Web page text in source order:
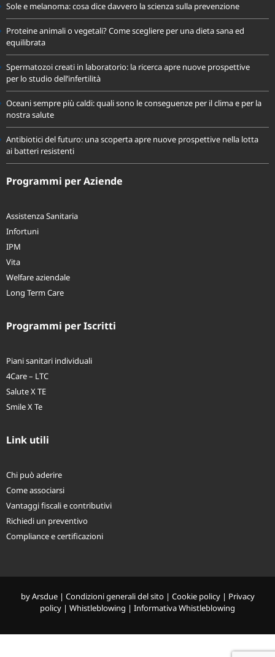
Sole e melanoma: cosa dice davvero la scienza sulla prevenzione
Proteine animali o vegetali? Come scegliere per una dieta sana ed
equilibrata
Spermatozoi creati in laboratorio: la ricerca apre nuove prospettive
per lo studio dell’infertilità
Oceani sempre più caldi: quali sono le conseguenze per il clima e per la
nostra salute
Antibiotici del futuro: una scoperta apre nuove prospettive nella lotta
ai batteri resistenti
Programmi per Aziende
Assistenza Sanitaria
Infortuni
IPM
Vita
Welfare aziendale
Long Term Care
Programmi per Iscritti
Piani sanitari individuali
4Care – LTC
Salute X TE
Smile X Te
Link utili
Chi può aderire
Come associarsi
Vantaggi fiscali e contributivi
Richiedi un preventivo
Compliance e certificazioni
byArsdue| Condizioni generali del sito| Cookie policy| Privacy
policy | Whistleblowing | Informativa Whistleblowing